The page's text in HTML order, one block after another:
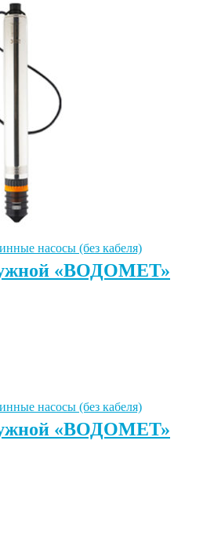
насосы (без кабеля)
«ВОДОМЕТ»
насосы (без кабеля)
«ВОДОМЕТ»